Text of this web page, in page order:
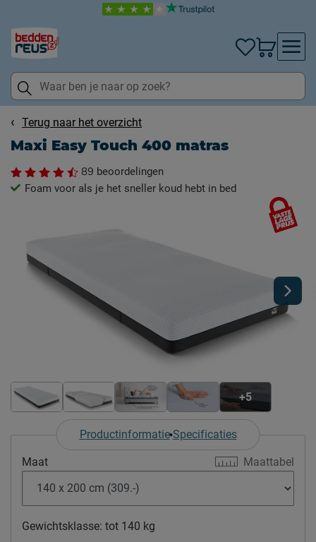
Terug naar het overzicht
Maxi Easy Touch 400 matras
89 beoordelingen
Foam voor als je het sneller koud hebt in bed
+5
Productinformatie Specificaties
Maattabel
Maat
Gewichtsklasse: tot 140 kg